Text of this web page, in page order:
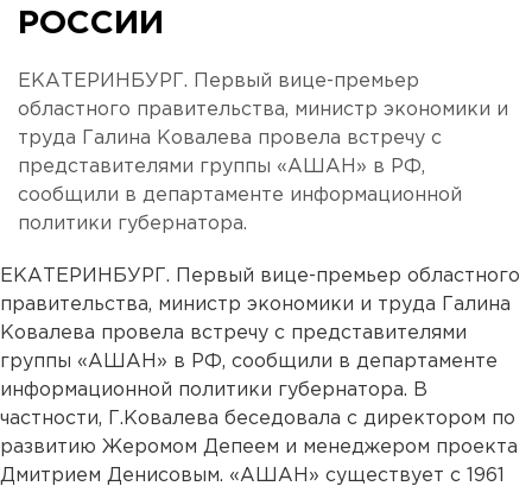
РОССИИ
ЕКАТЕРИНБУРГ. Первый вице-премьер
областного правительства, министр экономики и
труда Галина Ковалева провела встречу с
представителями группы «АШАН» в РФ,
сообщили в департаменте информационной
политики губернатора.
ЕКАТЕРИНБУРГ. Первый вице-премьер областного
правительства, министр экономики и труда Галина
Ковалева провела встречу с представителями
группы «АШАН» в РФ, сообщили в департаменте
информационной политики губернатора. В
частности, Г.Ковалева беседовала с директором по
развитию Жеромом Депеем и менеджером проекта
Дмитрием Денисовым. «АШАН» существует с 1961